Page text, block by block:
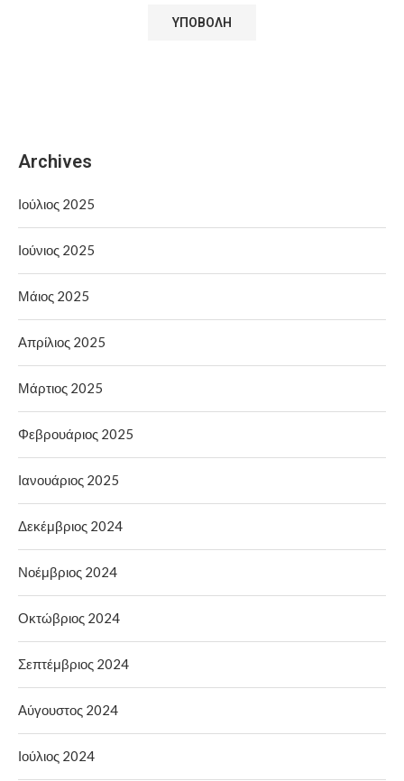
Archives
Ιούλιος 2025
Ιούνιος 2025
Μάιος 2025
Απρίλιος 2025
Μάρτιος 2025
Φεβρουάριος 2025
Ιανουάριος 2025
Δεκέμβριος 2024
Νοέμβριος 2024
Οκτώβριος 2024
Σεπτέμβριος 2024
Αύγουστος 2024
Ιούλιος 2024